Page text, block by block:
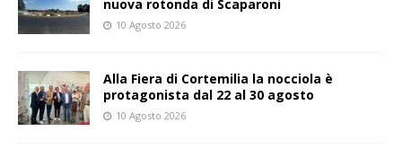
nuova rotonda di Scaparoni
10 Agosto 2026
Alla Fiera di Cortemilia la nocciola è
protagonista dal 22 al 30 agosto
10 Agosto 2026